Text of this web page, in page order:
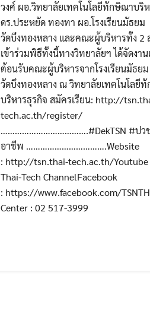
วงศ์ ผอ.วิทยาลัยเทคโนโลยีทักษิณาบริ
ดร.ประหยัด ทองทา ผอ.โรงเรียนมัธยม
วัดบึงทองหลาง และคณะผู้บริหารทั้ง 2
เข้าร่วมพิธีทั้งนี้ทางวิทยาลัยฯ ได้จัดงาน
ต้อนรับคณะผู้บริหารจากโรงเรียนมัธยม
วัดบึงทองหลาง ณ วิทยาลัยเทคโนโลยี
บริหารธุรกิจ สมัครเรียน: http://
tech.ac.th/register/
……………………………….#DekTSN #ปว
อาชีพ …………………………….Website
: http://tsn.thai-tech.ac.th/Youtube
Thai-Tech ChannelFacebook
: https://www.facebook.com/
Center : 02 517-3999